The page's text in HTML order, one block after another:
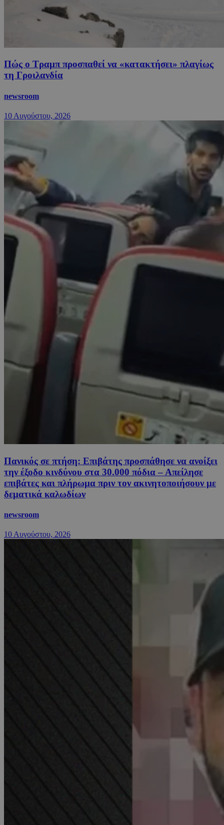
Πώς ο Τραμπ προσπαθεί να «κατακτήσει» πλαγίως
τη Γροιλανδία
newsroom
10 Αυγούστου, 2026
Πανικός σε πτήση: Επιβάτης προσπάθησε να ανοίξει
την έξοδο κινδύνου στα 30.000 πόδια – Απείλησε
επιβάτες και πλήρωμα πριν τον ακινητοποιήσουν με
δεματικά καλωδίων
newsroom
10 Αυγούστου, 2026